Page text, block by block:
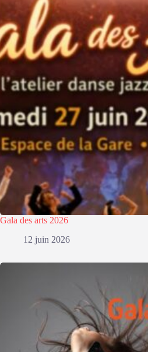
Gala des arts 2026
12 juin 2026